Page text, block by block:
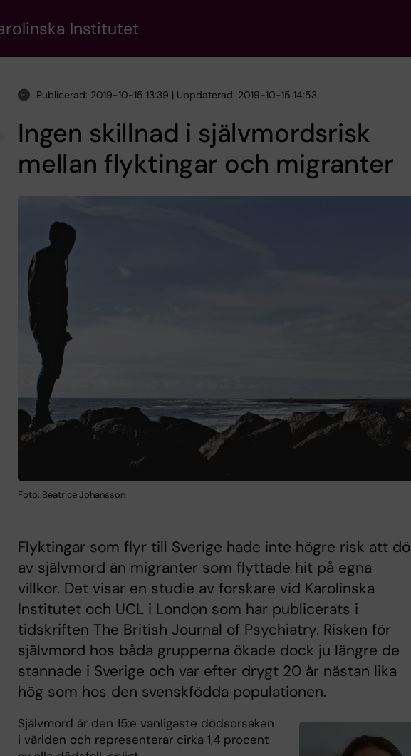
Institutet
Publicerad: 2019-10-15 13:39 | Uppdaterad: 2019-10-15 14:53
Ingen skillnad i självmordsrisk
mellan flyktingar och migranter
Foto: Beatrice Johansson
Flyktingar som flyr till Sverige hade inte högre risk att dö
av självmord än migranter som flyttade hit på egna
villkor. Det visar en studie av forskare vid Karolinska
Institutet och UCL i London som har publicerats i
tidskriften The British Journal of Psychiatry. Risken för
självmord hos båda grupperna ökade dock ju längre de
stannade i Sverige och var efter drygt 20 år nästan lika
hög som hos den svenskfödda populationen.
Självmord är den 15:e vanligaste dödsorsaken
i världen och representerar cirka 1,4 procent